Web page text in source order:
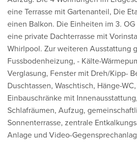
eine Terrasse mit Gartenanteil, Die
einen Balkon. Die Einheiten im 3.
eine private Dachterrasse mit
Whirlpool. Zur weiteren Ausstattung
Fussbodenheizung, - Kälte-
Verglasung, Fenster mit Dreh/Kipp-
Duschtassen, Waschtisch, Hänge-
Einbauschränke mit
Schlafräumen, Aufzug,
Sonnenterrasse, zentrale
Anlage und Video-